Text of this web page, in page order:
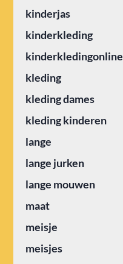
kinderjas
kinderkleding
kinderkledingonline
kleding
kleding dames
kleding kinderen
lange
lange jurken
lange mouwen
maat
meisje
meisjes